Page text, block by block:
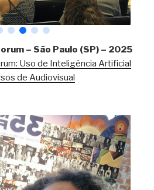
– São Paulo (SP) – 2025
Uso de Inteligência Artificial
de Audiovisual